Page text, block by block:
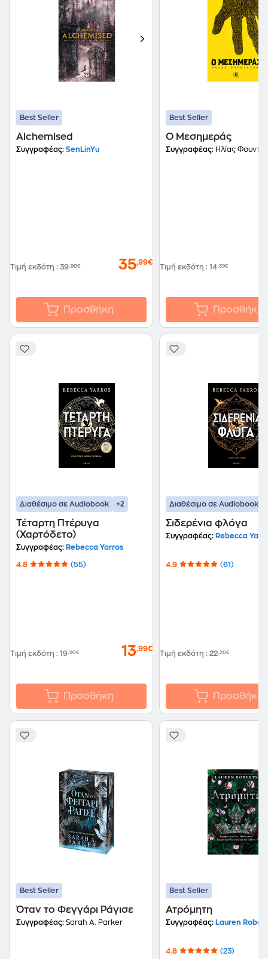
Best Seller
Alchemised
Συγγραφέας: SenLinYu
Τιμή εκδότη : 39,90€ 35,99€
Προσθήκη
Best Seller
Ο Μεσημεράς
Συγγραφέας: Ηλίας
Τιμή εκδότη : 14,39€
Προσθήκη
Διαθέσιμο σε Audiobook +2
Τέταρτη Πτέρυγα
(Χαρτόδετο)
Συγγραφέας: Rebecca Yarros
4.8 (55)
Τιμή εκδότη : 19,90€ 13,99€
Προσθήκη
Διαθέσιμο σε Audiobook
Σιδερένια φλόγα
Συγγραφέας: Rebecca
4.9 (61)
Τιμή εκδότη : 22,20€
Προσθήκη
Best Seller
Όταν το Φεγγάρι Ράγισε
Συγγραφέας: Sarah A. Parker
Best Seller
Ατρόμητη
Συγγραφέας: Lauren
4.8 (23)